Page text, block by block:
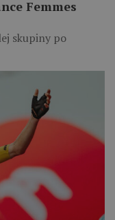
Femmes
skupiny po